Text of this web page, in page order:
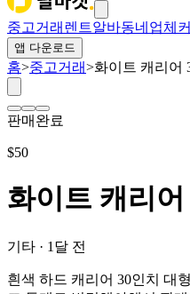
중고거래 렌트알바동네업체
앱 다운로드
홈>중고거래>화이트 캐리어
판매완료
$50
화이트 캐리
기타 · 1달 전
흰색 하드 캐리어 30인치 대